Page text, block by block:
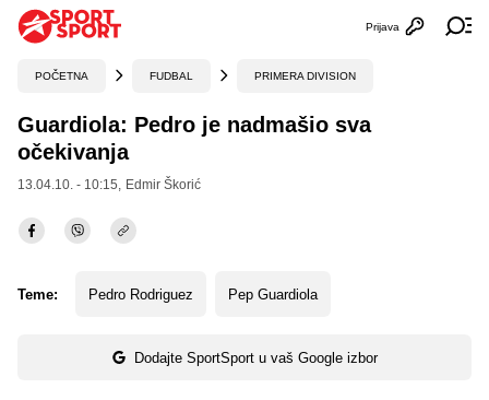
Otvori
Prijava
POČETNA FUDBAL PRIMERA DIVISION
Guardiola: Pedro je nadmašio sva
očekivanja
13.04.10. - 10:15, Edmir Škorić
Teme: Pedro Rodriguez Pep Guardiola
Dodajte SportSport u vaš Google izbor